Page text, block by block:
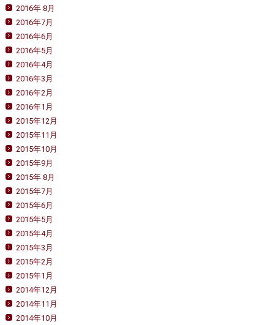
2016年 8月
2016年7月
2016年6月
2016年5月
2016年4月
2016年3月
2016年2月
2016年1月
2015年12月
2015年11月
2015年10月
2015年9月
2015年 8月
2015年7月
2015年6月
2015年5月
2015年4月
2015年3月
2015年2月
2015年1月
2014年12月
2014年11月
2014年10月